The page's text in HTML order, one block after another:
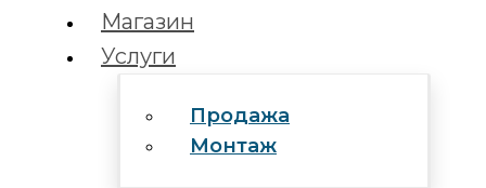
Магазин
Услуги
Продажа
Монтаж